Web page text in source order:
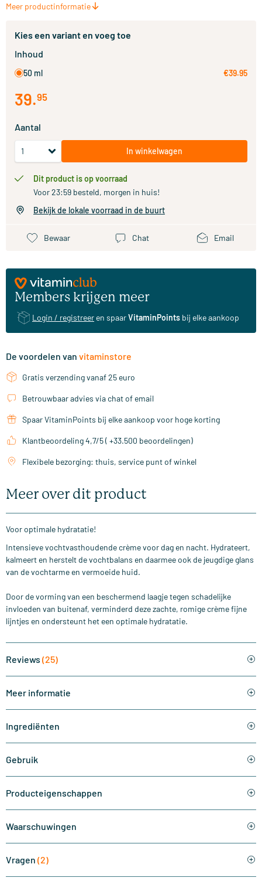
Meer productinformatie
Kies een variant en voeg toe
Inhoud
50 ml €39.95
39.95
Aantal
In winkelwagen
Dit product is op voorraad
Voor 23:59 besteld, morgen in huis!
Bekijk de lokale voorraad in de buurt
Bewaar Chat Email
Members krijgen meer
Login / registreer en spaarVitaminPoints bij elke aankoop
De voordelen van vitaminstore
Gratis verzending vanaf 25 euro
Betrouwbaar advies via chat of email
Spaar VitaminPoints bij elke aankoop voor hoge korting
Klantbeoordeling 4,7/5 ( +33.500 beoordelingen)
Flexibele bezorging: thuis, service punt of winkel
Meer over dit product
Voor optimale hydratatie!
Intensieve vochtvasthoudende crème voor dag en nacht. Hydrateert,
kalmeert en herstelt de vochtbalans en daarmee ook de jeugdige glans
van de vochtarme en vermoeide huid.
Door de vorming van een beschermend laagje tegen schadelijke
invloeden van buitenaf, verminderd deze zachte, romige crème fijne
lijntjes en ondersteunt het een optimale hydratatie.
Reviews (25)
Meer informatie
Ingrediënten
Gebruik
Producteigenschappen
Waarschuwingen
Vragen (2)